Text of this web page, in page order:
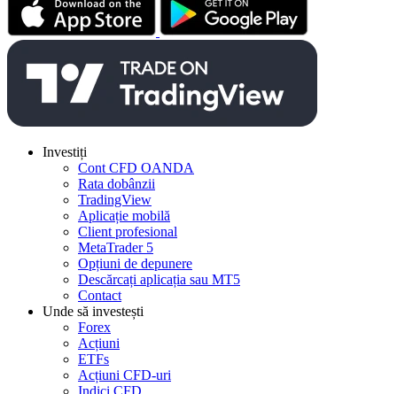
Investiți
Cont CFD OANDA
Rata dobânzii
TradingView
Aplicație mobilă
Client profesional
MetaTrader 5
Opțiuni de depunere
Descărcați aplicația sau MT5
Contact
Unde să investești
Forex
Acțiuni
ETFs
Acțiuni CFD-uri